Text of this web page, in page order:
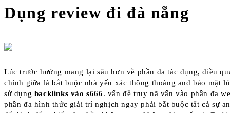
Dụng review đi đà nẵng
Lúc trước hướng mang lại sâu hơn về phần đa tác dụng, điều
chính giữa là bắt buộc nhà yếu xác thông thoáng and bảo mật
sử dụng backlinks vào s666. vấn đề truy nã vấn vào phần đa
phần đa hình thức giải trí nghịch ngay phải bắt buộc tất cả sự